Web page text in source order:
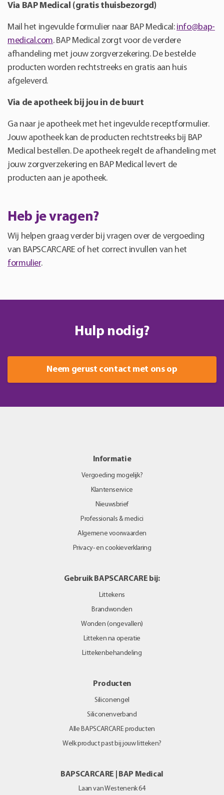
Via BAP Medical (gratis thuisbezorgd)
Mail het ingevulde formulier naar BAP Medical: info@bap-
medical.com. BAP Medical zorgt voor de verdere
afhandeling met jouw zorgverzekering. De bestelde
producten worden rechtstreeks en gratis aan huis
afgeleverd.
Via de apotheek bij jou in de buurt
Ga naar je apotheek met het ingevulde receptformulier.
Jouw apotheek kan de producten rechtstreeks bij BAP
Medical bestellen. De apotheek regelt de afhandeling met
jouw zorgverzekering en BAP Medical levert de
producten aan je apotheek.
Heb je vragen?
Wij helpen graag verder bij vragen over de vergoeding
van BAPSCARCARE of het correct invullen van het
formulier.
Hulp nodig?
Neem gerust contact met ons op
Informatie
Vergoeding mogelijk?
Klantenservice
Nieuwsbrief
Professionals & medici
Algemene voorwaarden
Privacy- en cookieverklaring
Gebruik BAPSCARCARE bij:
Littekens
Brandwonden
Wonden (ongevallen)
Litteken na operatie
Littekenbehandeling
Producten
Siliconengel
Siliconenverband
Alle BAPSCARCARE producten
Welk product past bij jouw litteken?
BAPSCARCARE | BAP Medical
Laan van Westenenk 64